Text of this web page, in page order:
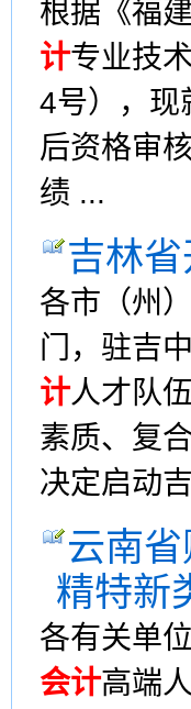
根据《福
计专业技
4号），
后资格审
绩 ...
吉林
各市（州
门，驻吉
计人才队
素质、复
决定启动
云南
精特新
各有关单
会计高端